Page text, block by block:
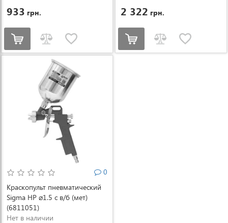
933 грн. 2 322 грн.
0
Краскопульт пневматический
Sigma HP ⌀1.5 с в/б (мет)
(6811051)
Нет в наличии